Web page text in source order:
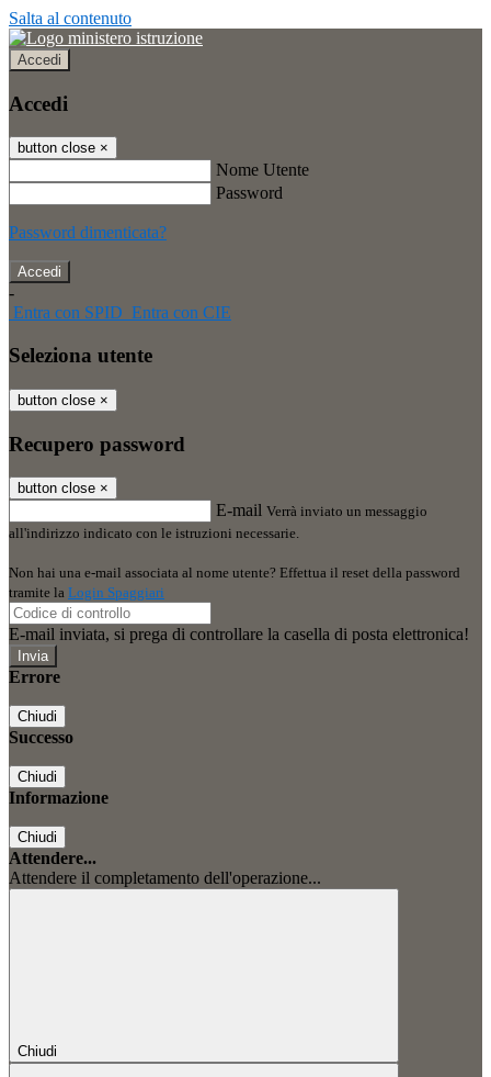
Salta al contenuto
Accedi
Accedi
button close ×
Nome Utente
Password
Password dimenticata?
-
Entra con SPID Entra con CIE
Seleziona utente
button close ×
Recupero password
button close ×
E-mail Verrà inviato un messaggio
all'indirizzo indicato con le istruzioni necessarie.
Non hai una e-mail associata al nome utente? Effettua il reset della password
tramite la Login Spaggiari
E-mail inviata, si prega di controllare la casella di posta elettronica!
Errore
Chiudi
Successo
Chiudi
Informazione
Chiudi
Attendere...
Attendere il completamento dell'operazione...
Chiudi